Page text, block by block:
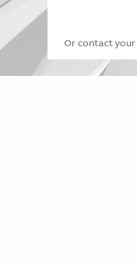
Or contact your